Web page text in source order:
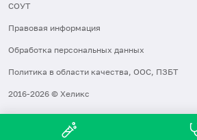
СОУТ
Правовая информация
Обработка персональных данных
Политика в области качества, ООС, ПЗБТ
2016-2026 © Хеликс